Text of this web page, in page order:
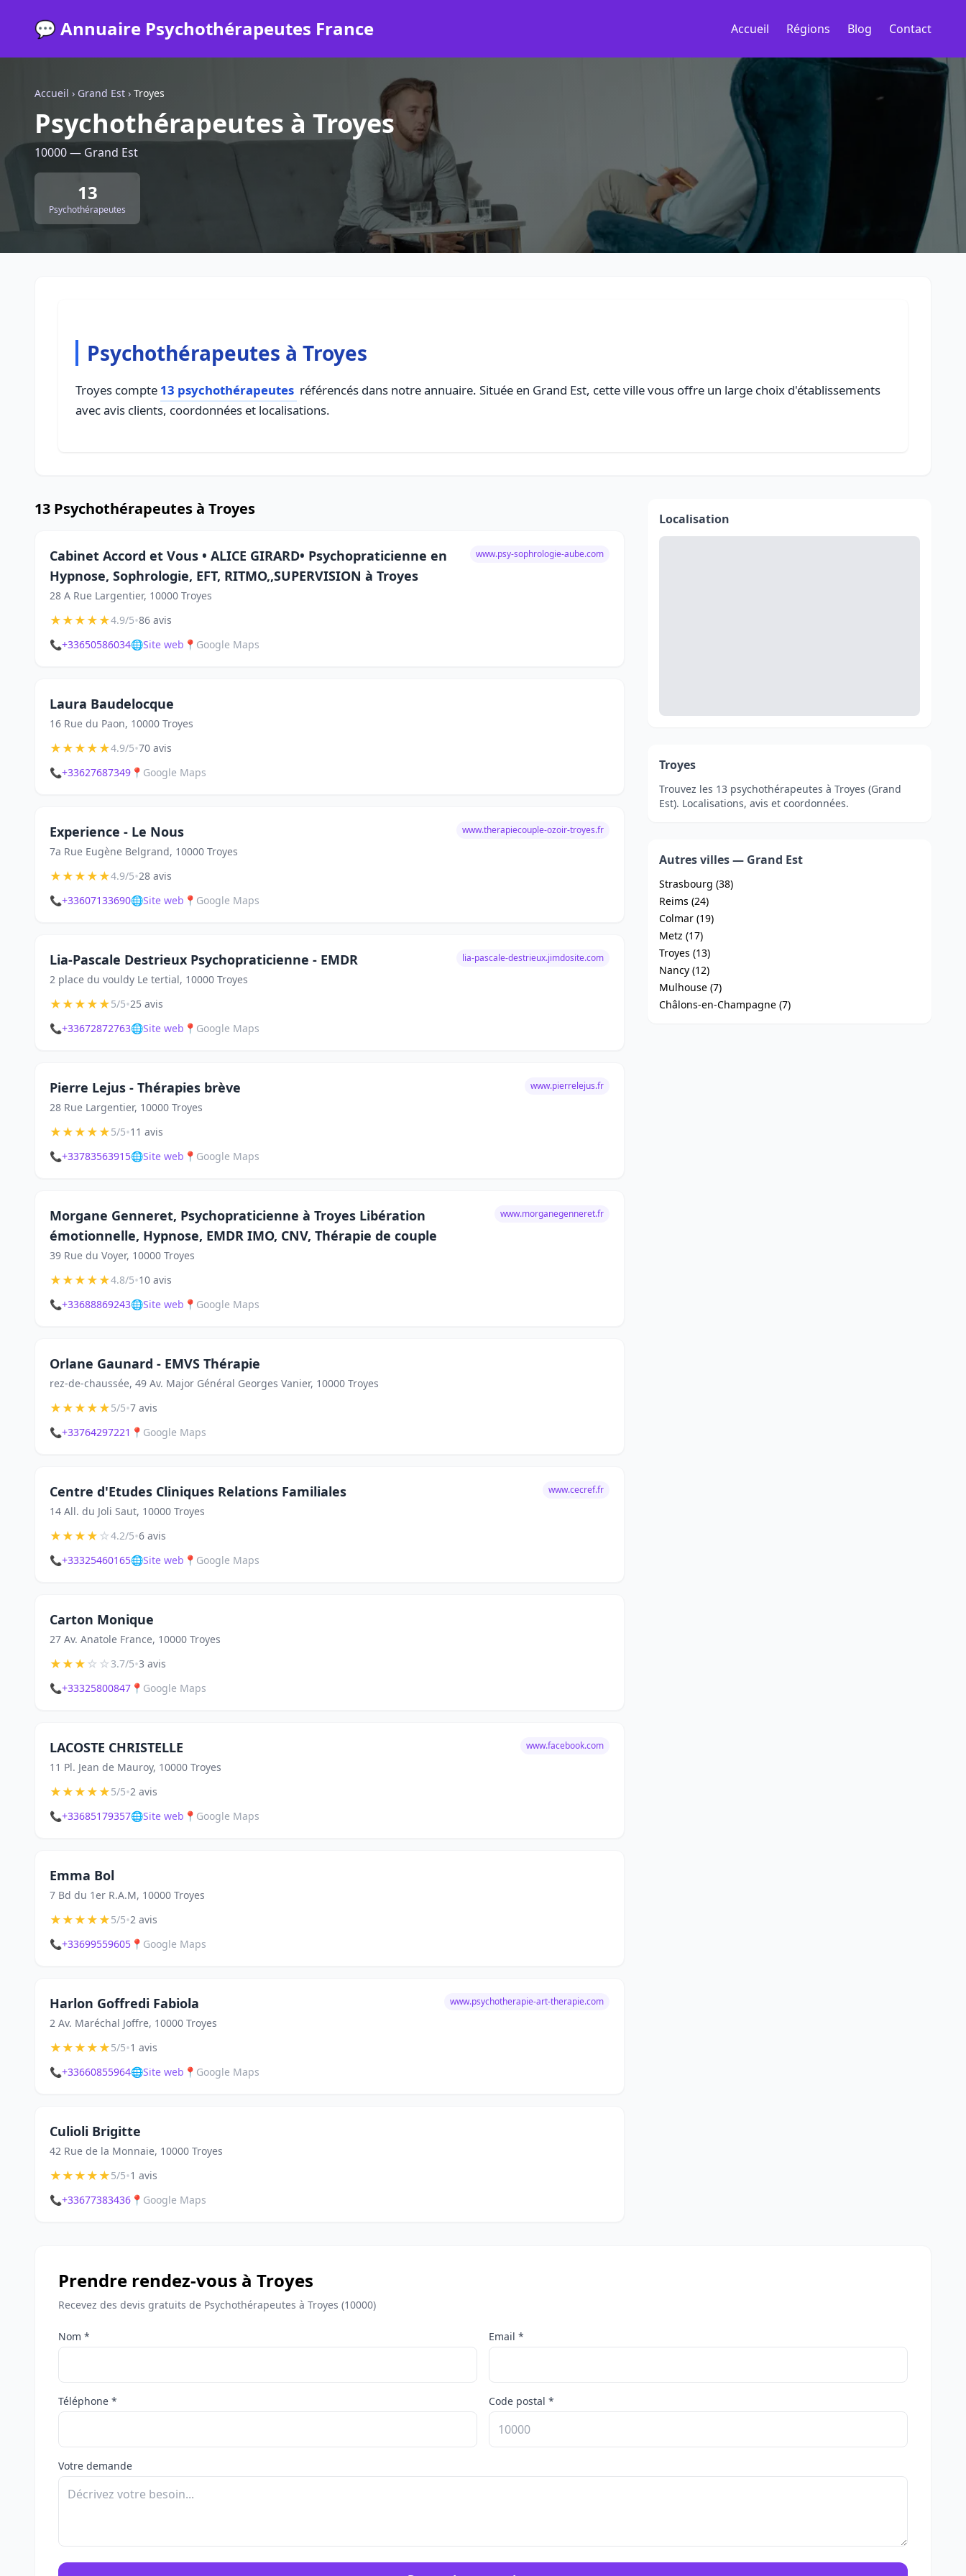
💬 Annuaire Psychothérapeutes France Accueil Régions Blog Contact
Accueil › Grand Est › Troyes
Psychothérapeutes à Troyes
10000 — Grand Est
13
Psychothérapeutes
Psychothérapeutes à Troyes
Troyes compte 13 psychothérapeutes référencés dans notre annuaire. Située en Grand Est, cette ville vous offre un large choix d'établissements
avec avis clients, coordonnées et localisations.
13 Psychothérapeutes à Troyes
Cabinet Accord et Vous • ALICE GIRARD• Psychopraticienne en
Hypnose, Sophrologie, EFT, RITMO,,SUPERVISION à Troyes
28 A Rue Largentier, 10000 Troyes
www.psy-sophrologie-aube.com
★★★★★4.9/5•86 avis
📞+33650586034🌐Site web 📍 Google Maps
Laura Baudelocque
16 Rue du Paon, 10000 Troyes
★★★★★4.9/5•70 avis
📞+33627687349 📍 Google Maps
Experience - Le Nous
7a Rue Eugène Belgrand, 10000 Troyes
www.therapiecouple-ozoir-troyes.fr
★★★★★4.9/5•28 avis
📞+33607133690🌐Site web 📍 Google Maps
Lia-Pascale Destrieux Psychopraticienne - EMDR
2 place du vouldy Le tertial, 10000 Troyes
lia-pascale-destrieux.jimdosite.com
★★★★★5/5•25 avis
📞+33672872763🌐Site web 📍 Google Maps
Pierre Lejus - Thérapies brève
28 Rue Largentier, 10000 Troyes
www.pierrelejus.fr
★★★★★5/5•11 avis
📞+33783563915🌐Site web 📍 Google Maps
Morgane Genneret, Psychopraticienne à Troyes Libération
émotionnelle, Hypnose, EMDR IMO, CNV, Thérapie de couple
39 Rue du Voyer, 10000 Troyes
www.morganegenneret.fr
★★★★★4.8/5•10 avis
📞+33688869243🌐Site web 📍 Google Maps
Orlane Gaunard - EMVS Thérapie
rez-de-chaussée, 49 Av. Major Général Georges Vanier, 10000 Troyes
★★★★★5/5•7 avis
📞+33764297221 📍 Google Maps
Centre d'Etudes Cliniques Relations Familiales
14 All. du Joli Saut, 10000 Troyes
www.cecref.fr
★★★★☆4.2/5•6 avis
📞+33325460165🌐Site web 📍 Google Maps
Carton Monique
27 Av. Anatole France, 10000 Troyes
★★★☆☆3.7/5•3 avis
📞+33325800847 📍 Google Maps
LACOSTE CHRISTELLE
11 Pl. Jean de Mauroy, 10000 Troyes
www.facebook.com
★★★★★5/5•2 avis
📞+33685179357🌐Site web 📍 Google Maps
Emma Bol
7 Bd du 1er R.A.M, 10000 Troyes
★★★★★5/5•2 avis
📞+33699559605 📍 Google Maps
Harlon Goffredi Fabiola
2 Av. Maréchal Joffre, 10000 Troyes
www.psychotherapie-art-therapie.com
★★★★★5/5•1 avis
📞+33660855964🌐Site web 📍 Google Maps
Culioli Brigitte
42 Rue de la Monnaie, 10000 Troyes
★★★★★5/5•1 avis
📞+33677383436 📍 Google Maps
Localisation
Troyes
Trouvez les 13 psychothérapeutes à Troyes (Grand
Est). Localisations, avis et coordonnées.
Autres villes — Grand Est
Strasbourg (38)
Reims (24)
Colmar (19)
Metz (17)
Troyes (13)
Nancy (12)
Mulhouse (7)
Châlons-en-Champagne (7)
Prendre rendez-vous à Troyes
Recevez des devis gratuits de Psychothérapeutes à Troyes (10000)
Nom * Email *
Téléphone * Code postal *
Votre demande